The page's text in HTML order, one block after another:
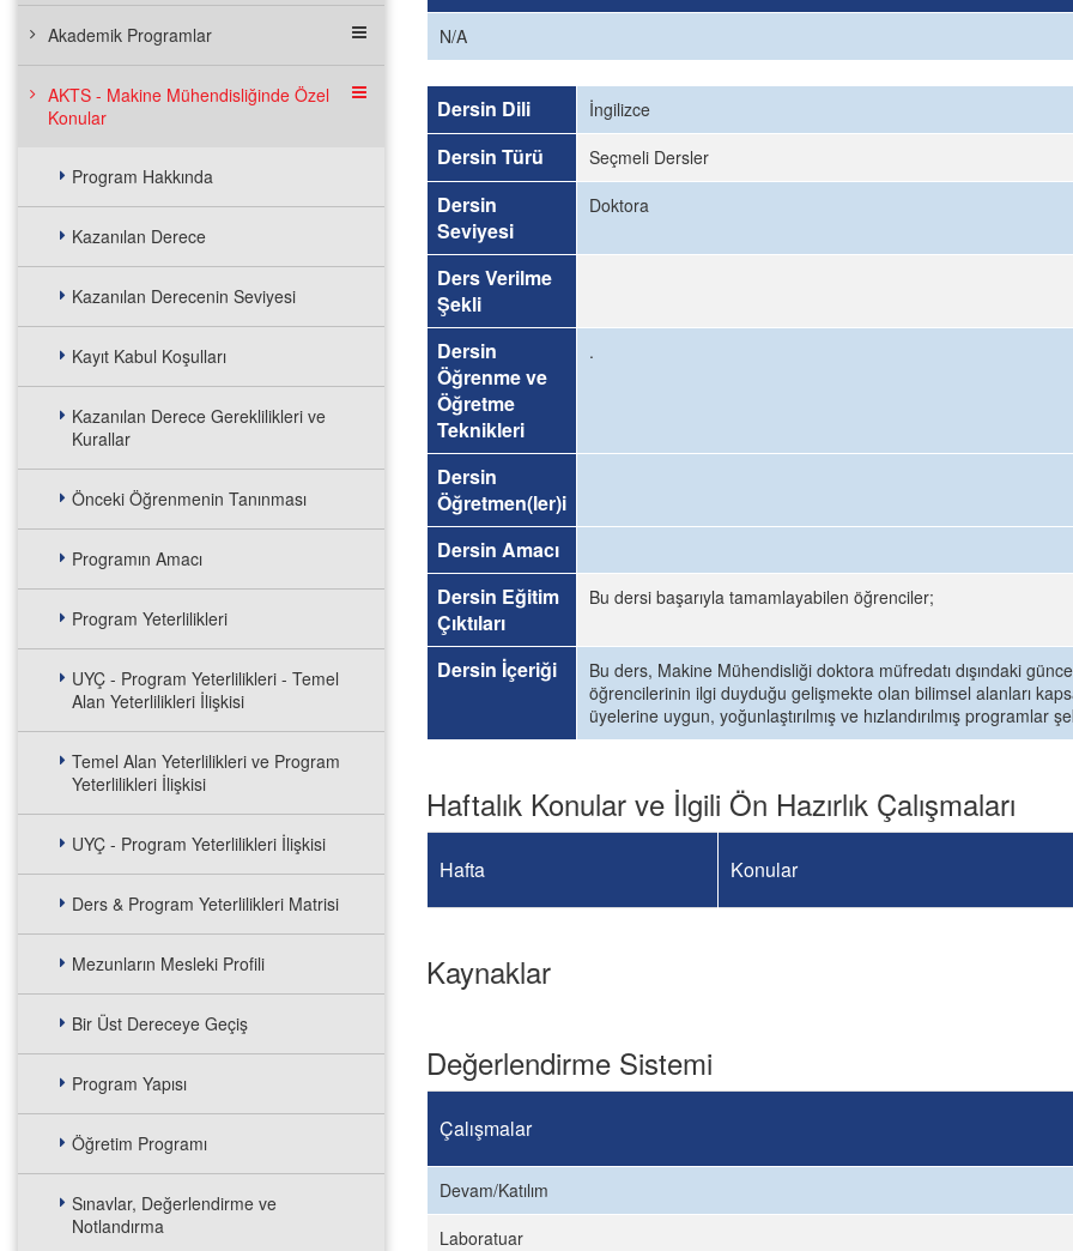
Akademik Programlar
AKTS - Makine Mühendisliğinde Özel
Konular
Program Hakkında
Kazanılan Derece
Kazanılan Derecenin Seviyesi
Kayıt Kabul Koşulları
Kazanılan Derece Gereklilikleri ve
Kurallar
Önceki Öğrenmenin Tanınması
Programın Amacı
Program Yeterlilikleri
UYÇ - Program Yeterlilikleri - Temel
Alan Yeterlilikleri İlişkisi
Temel Alan Yeterlilikleri ve Program
Yeterlilikleri İlişkisi
UYÇ - Program Yeterlilikleri İlişkisi
Ders & Program Yeterlilikleri Matrisi
Mezunların Mesleki Profili
Bir Üst Dereceye Geçiş
Program Yapısı
Öğretim Programı
Sınavlar, Değerlendirme ve
Notlandırma
N/A
Dersin Dili İngilizce
Dersin Türü Seçmeli Dersler
Dersin
Seviyesi
Doktora
Ders Verilme
Şekli
Dersin
Öğrenme ve
Öğretme
Teknikleri
.
Dersin
Öğretmen(ler)i
Dersin Amacı
Dersin Eğitim
Çıktıları
Bu dersi başarıyla tamamlayabilen öğrenciler;
Dersin İçeriği
Bu ders, Makine Mühendisliği doktora müfredatı dışındaki
öğrencilerinin ilgi duyduğu gelişmekte olan bilimsel alanları
üyelerine uygun, yoğunlaştırılmış ve hızlandırılmış programlar
Haftalık Konular ve İlgili Ön Hazırlık Çalışmaları
Hafta Konular
Kaynaklar
Değerlendirme Sistemi
Çalışmalar
Devam/Katılım
Laboratuar